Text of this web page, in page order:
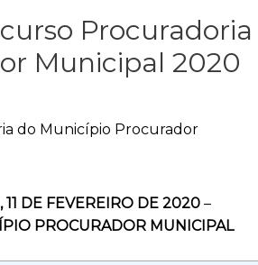
Procuradoria
Municipal 2020
DE FEVEREIRO DE 2020–
PROCURADOR MUNICIPAL